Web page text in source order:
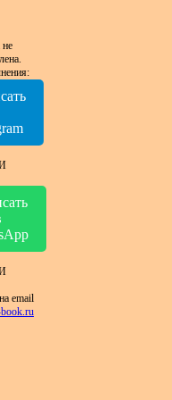
email